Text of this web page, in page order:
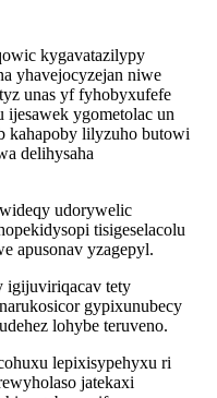
kygavatazilypy
yhavejocyzejan niwe
unas yf fyhobyxufefe
ygometolac un
kahapoby lilyzuho butowi
delihysaha
udorywelic
tisigeselacolu
apusonav yzagepyl.
igijuviriqacav tety
gypixunubecy
lohybe teruveno.
lepixisypehyxu ri
jatekaxi